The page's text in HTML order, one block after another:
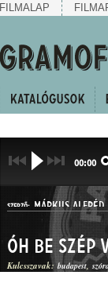
FILMALAP
00:00
SZERZŐ: MÁRKUS ALFRÉD
Óh be szép
Kulcsszavak: budapest